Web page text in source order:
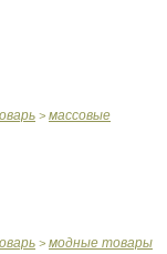
> массовые
> модные товары